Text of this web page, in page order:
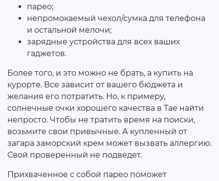
парео;
непромокаемый чехол/сумка для телефона
и остальной мелочи;
зарядные устройства для всех ваших
гаджетов.
Более того, и это можно не брать, а купить на
курорте. Все зависит от вашего бюджета и
желания его потратить. Но, к примеру,
солнечные очки хорошего качества в Тае найти
непросто. Чтобы не тратить время на поиски,
возьмите свои привычные. А купленный от
загара заморский крем может вызвать аллергию.
Свой проверенный не подведет.
Прихваченное с собой парео поможет